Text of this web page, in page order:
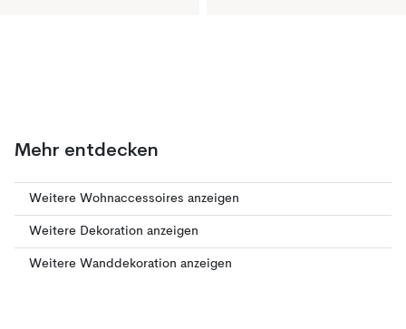
Mehr entdecken
Weitere Wohnaccessoires anzeigen
Weitere Dekoration anzeigen
Weitere Wanddekoration anzeigen